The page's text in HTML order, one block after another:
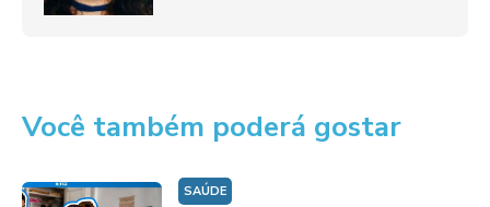
Você também poderá gostar
SAÚDE